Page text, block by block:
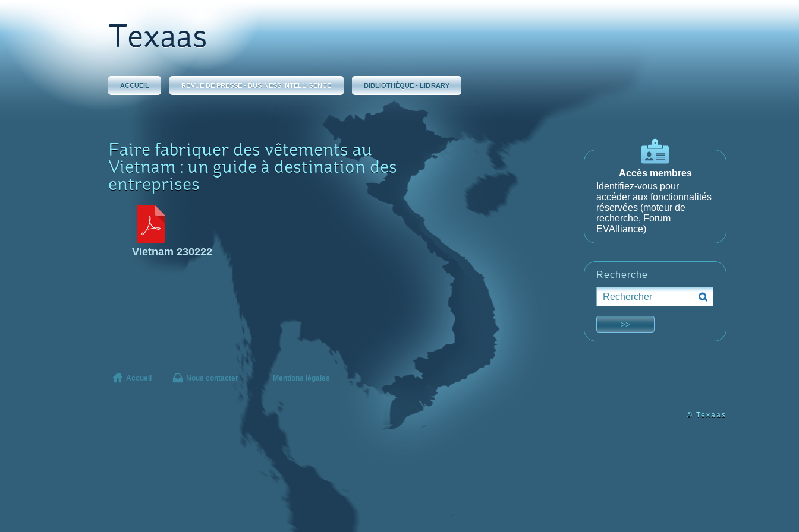
Texaas
ACCUEIL REVUE DE PRESSE - BUSINESS INTELLIGENCE BIBLIOTHÈQUE - LIBRARY
Faire fabriquer des vêtements au
Vietnam : un guide à destination des
entreprises
Vietnam 230222
Accès membres
Identifiez-vous pour
accéder aux fonctionnalités
réservées (moteur de
recherche, Forum
EVAlliance)
Recherche
Accueil Nous contacter Mentions légales
© Texaas